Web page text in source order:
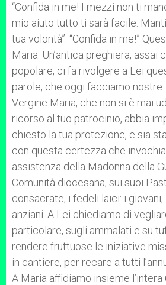
“Confida in me! I mezzi non ti
mio aiuto tutto ti sarà facile.
tua volontà”. “Confida in me!”
Maria. Un’antica preghiera, assai
popolare, ci fa rivolgere a Lei
parole, che oggi facciamo nostre:
Vergine Maria, che non si è mai
ricorso al tuo patrocinio, abbia
chiesto la tua protezione, e sia
con questa certezza che
assistenza della Madonna della
Comunità diocesana, sui suoi
consacrate, i fedeli laici: i
anziani. A Lei chiediamo di
particolare, sugli ammalati e su
rendere fruttuose le iniziative
in cantiere, per recare a tutti
A Maria affidiamo insieme l’intera